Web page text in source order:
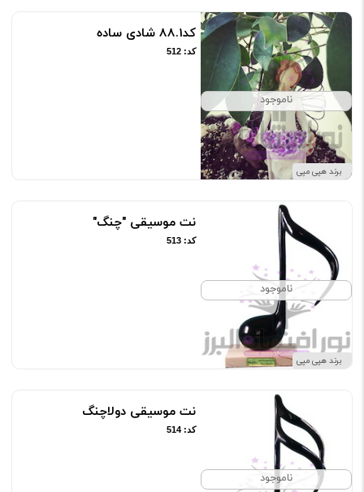
ناموجود
برند هپی مپی
کد88.1 شادی ساده
کد: 512
ناموجود
برند هپی مپی
نت موسیقی "چنگ"
کد: 513
ناموجود
نت موسیقی دولاچنگ
کد: 514